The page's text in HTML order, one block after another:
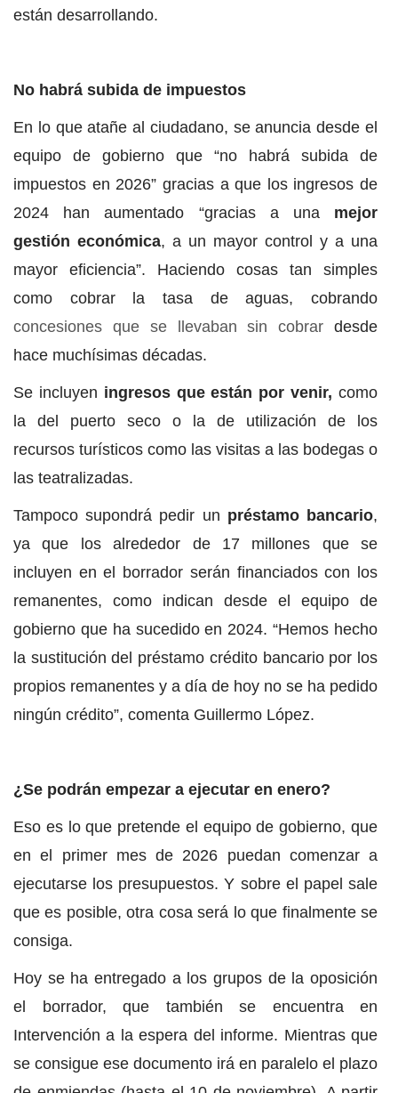
están desarrollando.
No habrá subida de impuestos
En lo que atañe al ciudadano, se anuncia desde el
equipo de gobierno que “no habrá subida de
impuestos en 2026” gracias a que los ingresos de
2024 han aumentado “gracias a una mejor
gestión económica, a un mayor control y a una
mayor eficiencia”. Haciendo cosas tan simples
como cobrar la tasa de aguas, cobrando
concesiones que se llevaban sin cobrar desde
hace muchísimas décadas.
Se incluyen ingresos que están por venir, como
la del puerto seco o la de utilización de los
recursos turísticos como las visitas a las bodegas o
las teatralizadas.
Tampoco supondrá pedir un préstamo bancario,
ya que los alrededor de 17 millones que se
incluyen en el borrador serán financiados con los
remanentes, como indican desde el equipo de
gobierno que ha sucedido en 2024. “Hemos hecho
la sustitución del préstamo crédito bancario por los
propios remanentes y a día de hoy no se ha pedido
ningún crédito”, comenta Guillermo López.
¿Se podrán empezar a ejecutar en enero?
Eso es lo que pretende el equipo de gobierno, que
en el primer mes de 2026 puedan comenzar a
ejecutarse los presupuestos. Y sobre el papel sale
que es posible, otra cosa será lo que finalmente se
consiga.
Hoy se ha entregado a los grupos de la oposición
el borrador, que también se encuentra en
Intervención a la espera del informe. Mientras que
se consigue ese documento irá en paralelo el plazo